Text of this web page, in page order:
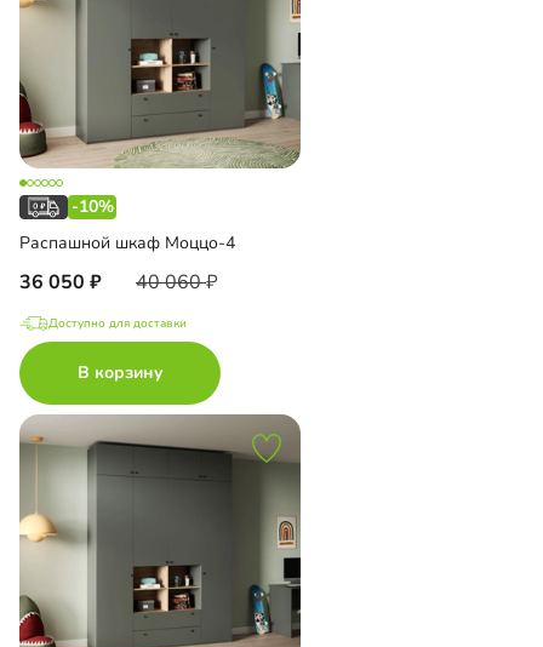
-10%
Распашной шкаф Моццо-4
36 050 40 060
Доступно для доставки
В корзину